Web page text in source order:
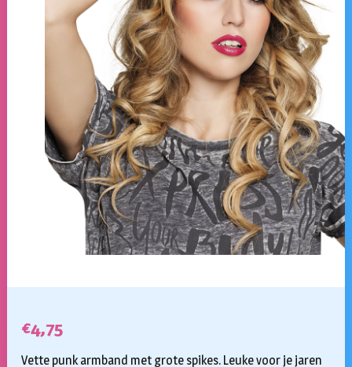
€4,75
Vette punk armband met grote spikes. Leuke voor je jaren